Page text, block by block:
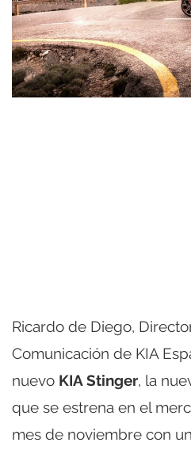
Ricardo de Diego,
Comunicación de KIA
nuevo KIA Stinger, la
que se estrena en el
mes de noviembre con